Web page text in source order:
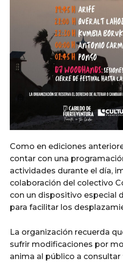
Como en ediciones
contar con una
actividades durante el día,
colaboración del colectivo
con un dispositivo especial
para facilitar los
La organización recuerda
sufrir modificaciones por
anima al público a